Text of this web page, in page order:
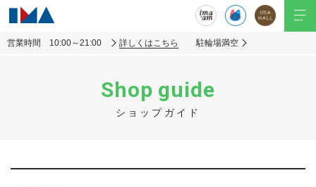
営業時間 10:00～21:00 詳しくはこちら 駐輪場満空
Shop guide
ショップガイド